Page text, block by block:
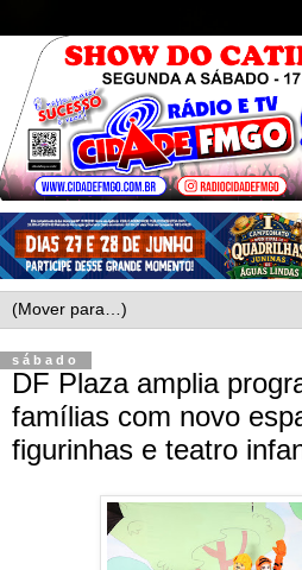
sábado
DF Plaza amplia
famílias com novo
figurinhas e teatro